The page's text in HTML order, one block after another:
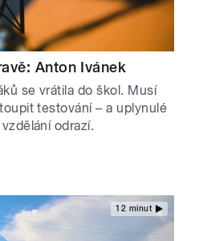
Anton Ivánek
se vrátila do škol. Musí
testování – a uplynulé
odrazí.
12 minut